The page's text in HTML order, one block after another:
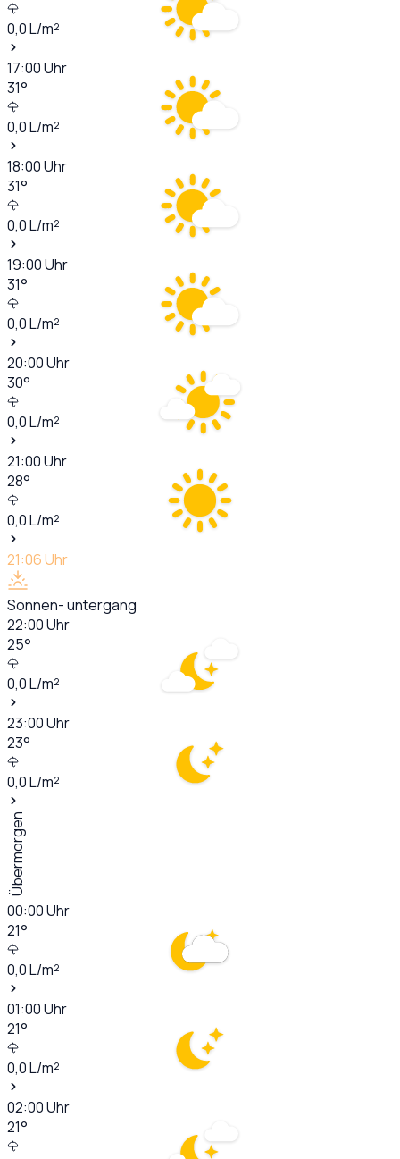
0,0L/m²
17:00Uhr
31°
0,0L/m²
18:00Uhr
31°
0,0L/m²
19:00Uhr
31°
0,0L/m²
20:00Uhr
30°
0,0L/m²
21:00Uhr
28°
0,0L/m²
21:06Uhr
Sonnen- untergang
22:00Uhr
25°
0,0L/m²
23:00Uhr
23°
0,0L/m²
Übermorgen
00:00Uhr
21°
0,0L/m²
01:00Uhr
21°
0,0L/m²
02:00Uhr
21°